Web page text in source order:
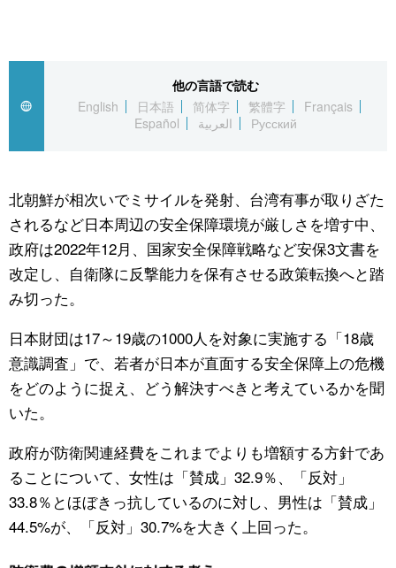
お知らせ
他の言語で読む
English
日本語 简体字 繁體字
Français
Español
العربية Русский
北朝鮮が相次いでミサイルを発射、台湾有事が取りざた
されるなど日本周辺の安全保障環境が厳しさを増す中、
政府は2022年12月、国家安全保障戦略など安保3文書を
改定し、自衛隊に反撃能力を保有させる政策転換へと踏
み切った。
日本財団は17～19歳の1000人を対象に実施する「18歳
意識調査」で、若者が日本が直面する安全保障上の危機
をどのように捉え、どう解決すべきと考えているかを聞
いた。
政府が防衛関連経費をこれまでよりも増額する方針であ
ることについて、女性は「賛成」32.9％、「反対」
33.8％とほぼきっ抗しているのに対し、男性は「賛成」
44.5%が、「反対」30.7%を大きく上回った。